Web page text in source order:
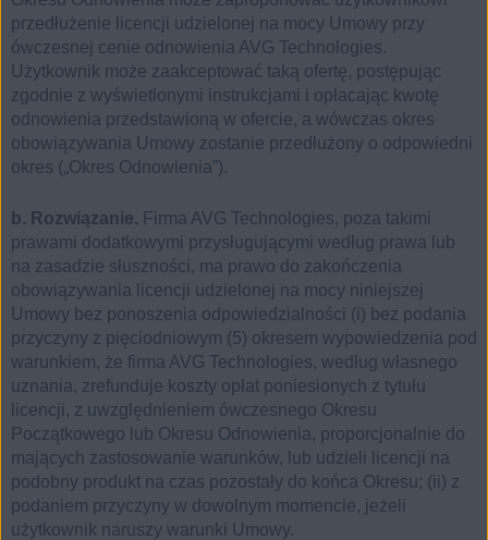
przedłużenie licencji udzielonej na mocy Umowy przy
ówczesnej cenie odnowienia AVG Technologies.
Użytkownik może zaakceptować taką ofertę, postępując
zgodnie z wyświetlonymi instrukcjami i opłacając kwotę
odnowienia przedstawioną w ofercie, a wówczas okres
obowiązywania Umowy zostanie przedłużony o odpowiedni
okres („Okres Odnowienia”).
b. Rozwiązanie. Firma AVG Technologies, poza takimi
prawami dodatkowymi przysługującymi według prawa lub
na zasadzie słuszności, ma prawo do zakończenia
obowiązywania licencji udzielonej na mocy niniejszej
Umowy bez ponoszenia odpowiedzialności (i) bez podania
przyczyny z pięciodniowym (5) okresem wypowiedzenia pod
warunkiem, że firma AVG Technologies, według własnego
uznania, zrefunduje koszty opłat poniesionych z tytułu
licencji, z uwzględnieniem ówczesnego Okresu
Początkowego lub Okresu Odnowienia, proporcjonalnie do
mających zastosowanie warunków, lub udzieli licencji na
podobny produkt na czas pozostały do końca Okresu; (ii) z
podaniem przyczyny w dowolnym momencie, jeżeli
użytkownik naruszy warunki Umowy.